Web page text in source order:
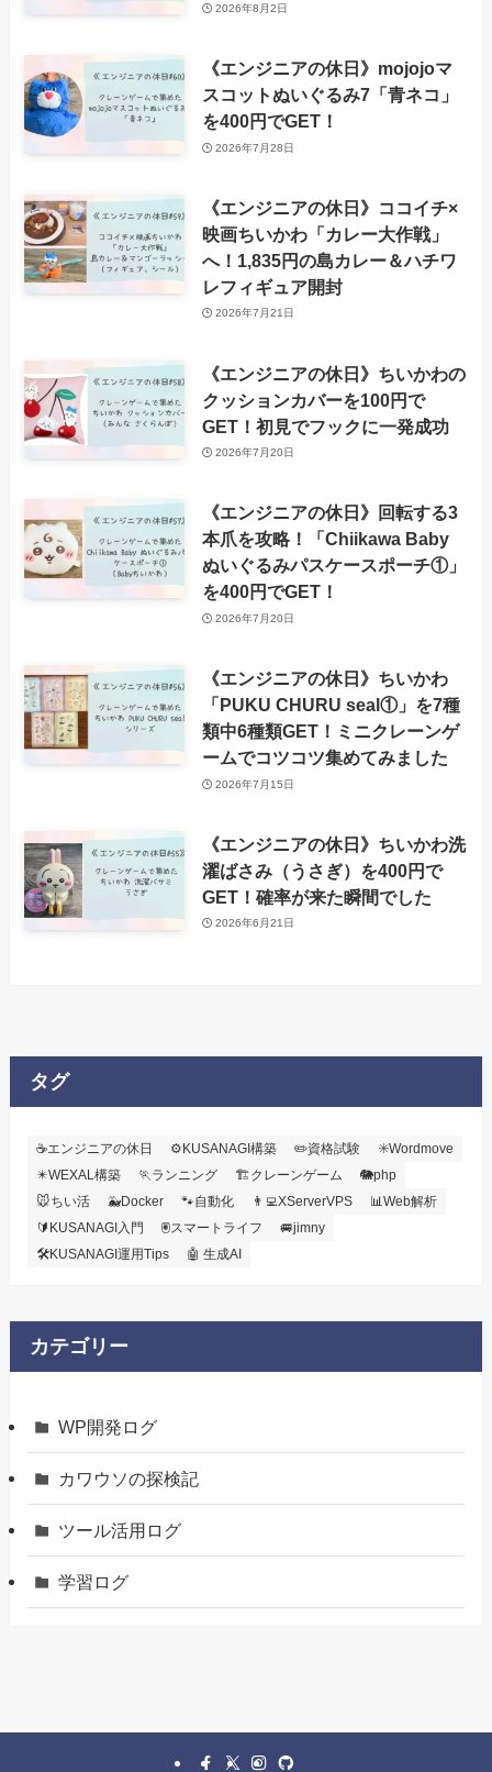
2026年8月2日
《エンジニアの休日》mojojoマ
スコットぬいぐるみ7「青ネコ」
を400円でGET！
2026年7月28日
《エンジニアの休日》ココイチ×
映画ちいかわ「カレー大作戦」
へ！1,835円の島カレー＆ハチワ
レフィギュア開封
2026年7月21日
《エンジニアの休日》ちいかわの
クッションカバーを100円で
GET！初見でフックに一発成功
2026年7月20日
《エンジニアの休日》回転する3
本爪を攻略！「Chiikawa Baby
ぬいぐるみパスケースポーチ①」
を400円でGET！
2026年7月20日
《エンジニアの休日》ちいかわ
「PUKU CHURU seal①」を7種
類中6種類GET！ミニクレーンゲ
ームでコツコツ集めてみました
2026年7月15日
《エンジニアの休日》ちいかわ洗
濯ばさみ（うさぎ）を400円で
GET！確率が来た瞬間でした
2026年6月21日
タグ
☕エンジニアの休日 ⚙️KUSANAGI構築 ✏️資格試験
✳️Wordmove
✴️WEXAL構築
🏃ランニング 🏗️クレーンゲーム
🐘php
🐭ちい活
🐳Docker 🐾自動化 👨‍💻XServerVPS
📊Web解析
🔰KUSANAGI入門
🖲️スマートライフ
🚐jimny
🛠KUSANAGI運用Tips
🤖 生成AI
カテゴリー
WP開発ログ
カワウソの探検記
ツール活用ログ
学習ログ